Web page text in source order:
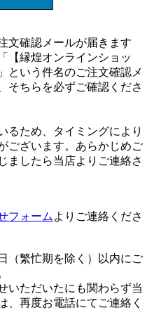
文確認メールが届きます
【縁煌オンラインショッ
という件名のご注文確認メ
そちらを必ずご確認くださ
るため、タイミングにより
ございます。あらかじめご
ましたら当店よりご連絡さ
フォーム よりご連絡くださ
（繁忙期を除く）以内にご
いただいたにも関わらず当
、再度お電話にてご連絡く